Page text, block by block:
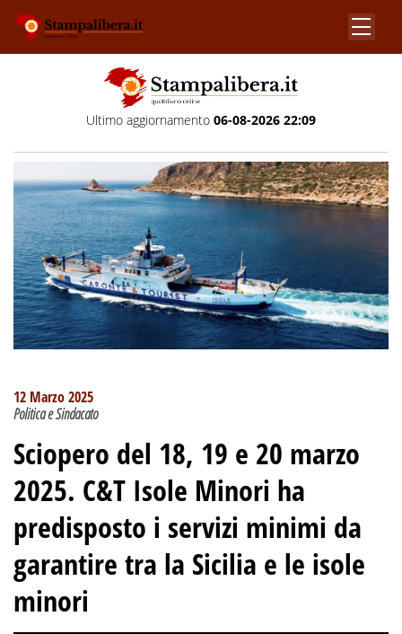
Ultimo aggiornamento 06-08-2026 22:09
12 Marzo 2025
Politica e Sindacato
Sciopero del 18, 19 e 20 marzo
2025. C&T Isole Minori ha
predisposto i servizi minimi da
garantire tra la Sicilia e le isole
minori